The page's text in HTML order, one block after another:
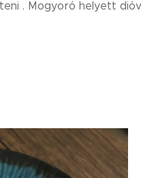
. Mogyoró helyett